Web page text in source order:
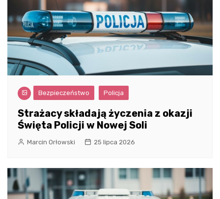
Bezpieczeństwo Policja
Strażacy składają życzenia z okazji
Święta Policji w Nowej Soli
Marcin Orłowski 25 lipca 2026